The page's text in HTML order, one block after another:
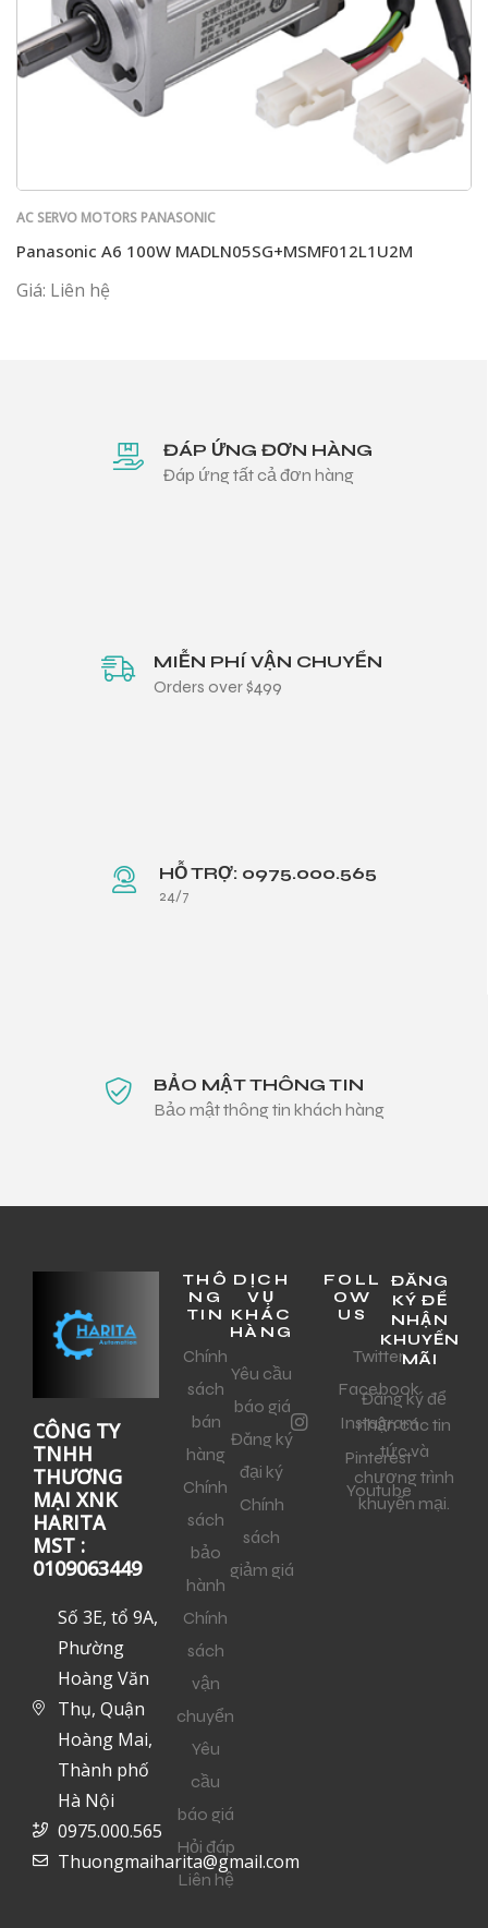
AC SERVO MOTORS PANASONIC
Panasonic A6 100W MADLN05SG+MSMF012L1U2M
Giá: Liên hệ
ĐÁP ỨNG ĐƠN HÀNG
Đáp ứng tất cả đơn hàng
MIỄN PHÍ VẬN CHUYỂN
Orders over $499
HỖ TRỢ: 0975.000.565
24/7
BẢO MẬT THÔNG TIN
Bảo mật thông tin khách hàng
CÔNG TY
TNHH
THƯƠNG
MẠI XNK
HARITA
MST :
0109063449
Số 3E, tổ 9A,
Phường
Hoàng Văn
Thụ, Quận
Hoàng Mai,
Thành phố
Hà Nội
0975.000.565
Thuongmaiharita@gmail.com
THÔ
NG
TIN
Chính
sách
bán
hàng
Chính
sách
bảo
hành
Chính
sách
vận
chuyển
Yêu
cầu
báo giá
Hỏi đáp
Liên hệ
DỊCH
VỤ
KHÁC
HÀNG
Yêu cầu
báo giá
Đăng ký
đại ký
Chính
sách
giảm giá
FOLL
OW
US
Twitter
Facebook
Instagram
Pinterest
Youtube
ĐĂNG
KÝ ĐỂ
NHẬN
KHUYẾN
MÃI
Đăng ký để
nhận các tin
tức và
chương trình
khuyến mại.